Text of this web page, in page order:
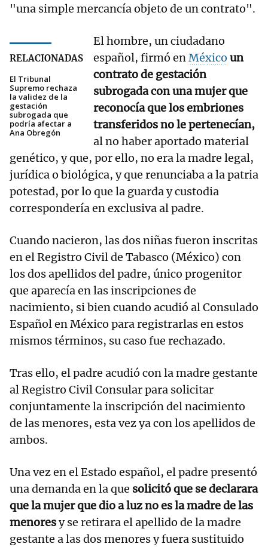
"una simple mercancía objeto de un contrato".
RELACIONADAS
El Tribunal
Supremo rechaza
la validez de la
gestación
subrogada que
podría afectar a
Ana Obregón
El hombre, un ciudadano
español, firmó enMéxico un
contrato de gestación
subrogada con una mujer que
reconocía que los embriones
transferidos no le pertenecían,
al no haber aportado material
genético, y que, por ello, no era la madre legal,
jurídica o biológica, y que renunciaba a la patria
potestad, por lo que la guarda y custodia
correspondería en exclusiva al padre.
Cuando nacieron, las dos niñas fueron inscritas
en el Registro Civil de Tabasco (México) con
los dos apellidos del padre, único progenitor
que aparecía en las inscripciones de
nacimiento, si bien cuando acudió al Consulado
Español en México para registrarlas en estos
mismos términos, su caso fue rechazado.
Tras ello, el padre acudió con la madre gestante
al Registro Civil Consular para solicitar
conjuntamente la inscripción del nacimiento
de las menores, esta vez ya con los apellidos de
ambos.
Una vez en el Estado español, el padre presentó
una demanda en la que solicitó que se declarara
que la mujer que dio a luz no es la madre de las
menoresy se retirara el apellido de la madre
gestante a las dos menores y fuera sustituido